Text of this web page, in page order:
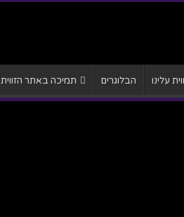
עלינו הבלוגרים תמיכה באתר הזווית